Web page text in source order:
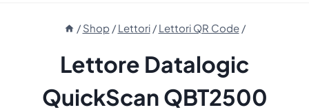
/ Shop / Lettori / Lettori QR Code /
Lettore Datalogic
QuickScan QBT2500